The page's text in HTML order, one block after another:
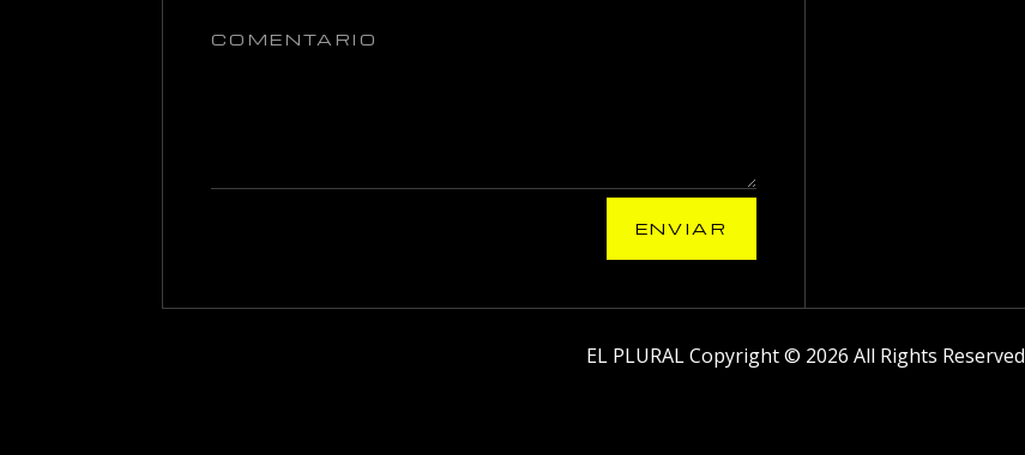
ENVIAR
EL PLURAL Copyright © 2026 All Rights Reserved